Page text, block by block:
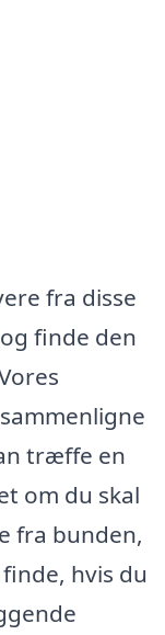
fra disse
finde den
træffe en
om du skal
fra bunden,
hvis du